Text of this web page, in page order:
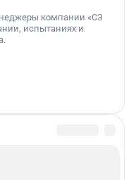
компании «СЗ
испытаниях и